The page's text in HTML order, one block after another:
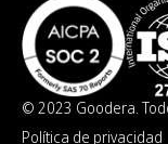
© 2023 Goodera.
Política de privacidad